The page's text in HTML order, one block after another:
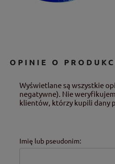
OPINIE O
Wyświetlane są wszystkie
negatywne). Nie
klientów, którzy kupili dany
Imię lub pseudonim: